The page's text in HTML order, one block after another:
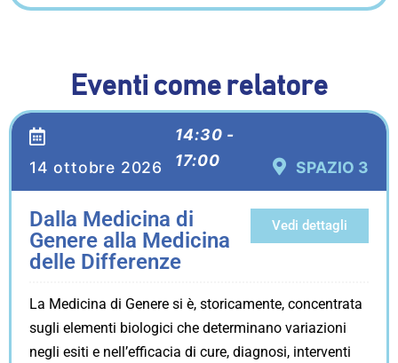
Eventi come relatore
14 ottobre 2026
14:30 -
17:00
SPAZIO 3
Dalla Medicina di
Genere alla Medicina
delle Differenze
Vedi dettagli
La Medicina di Genere si è, storicamente, concentrata
sugli elementi biologici che determinano variazioni
negli esiti e nell’efficacia di cure, diagnosi, interventi